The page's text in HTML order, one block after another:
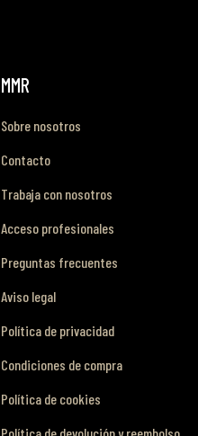
MMR
Sobre nosotros
Contacto
Trabaja con nosotros
Acceso profesionales
Preguntas frecuentes
Aviso legal
Política de privacidad
Condiciones de compra
Política de cookies